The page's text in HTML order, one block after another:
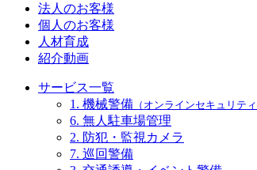
法人のお客様
個人のお客様
人材育成
紹介動画
サービス一覧
1. 機械警備 （オンラインセキュリティ
6. 無人駐車場管理
2. 防犯・監視カメラ
7. 巡回警備